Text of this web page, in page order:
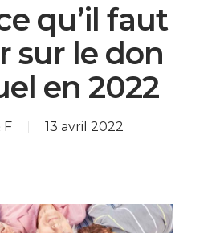
qu’il faut
sur le don
en 2022
F 13 avril 2022